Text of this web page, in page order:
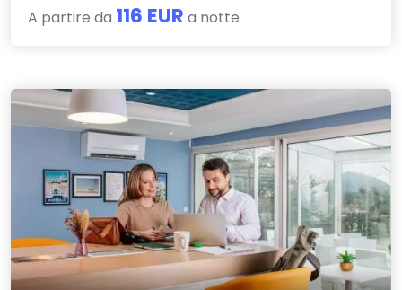
A partire da 116 EUR a notte